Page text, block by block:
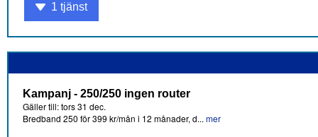
1 tjänst
Kampanj - 250/250 ingen router
Gäller till: tors 31 dec.
Bredband 250 för 399 kr/mån i 12 månader, d... mer